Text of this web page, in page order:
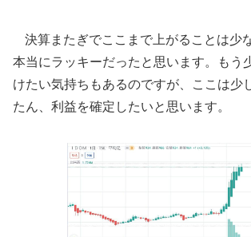
決算またぎでここまで上がることは少
本当にラッキーだったと思います。もう
けたい気持ちもあるのですが、ここは少
たん、利益を確定したいと思います。